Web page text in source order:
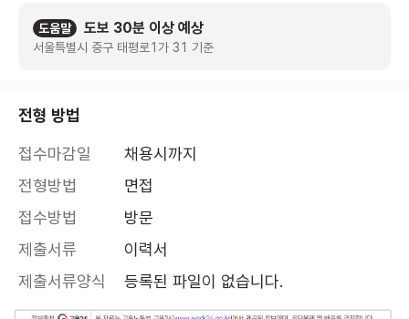
도움말 도보 30분 이상 예상
서울특별시 중구 태평로1가 31 기준
전형 방법
접수마감일
채용시까지
전형방법
면접
접수방법
방문
제출서류
이력서
제출서류양식
등록된 파일이 없습니다.